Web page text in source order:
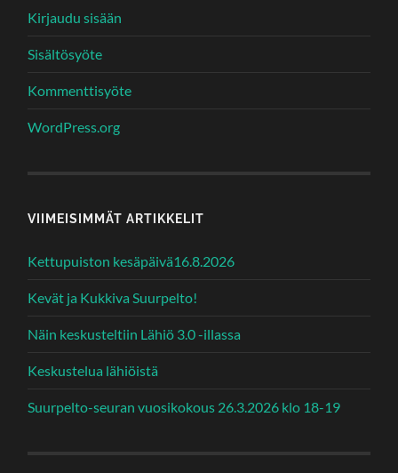
Kirjaudu sisään
Sisältösyöte
Kommenttisyöte
WordPress.org
VIIMEISIMMÄT ARTIKKELIT
Kettupuiston kesäpäivä16.8.2026
Kevät ja Kukkiva Suurpelto!
Näin keskusteltiin Lähiö 3.0 -illassa
Keskustelua lähiöistä
Suurpelto-seuran vuosikokous 26.3.2026 klo 18-19